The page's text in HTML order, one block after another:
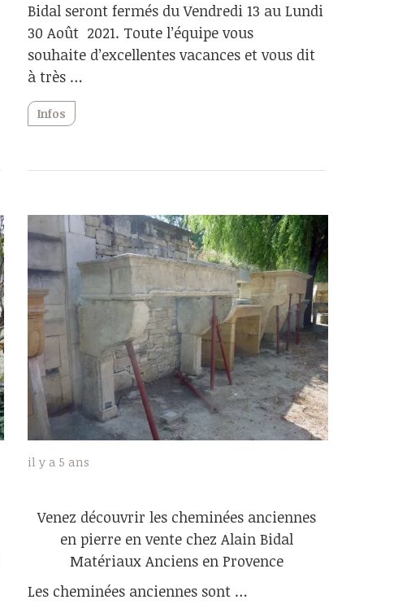
Bidal seront fermés du Vendredi 13 au Lundi
30 Août 2021. Toute l’équipe vous
souhaite d’excellentes vacances et vous dit
à très …
Infos
il y a 5 ans
Venez découvrir les cheminées anciennes
en pierre en vente chez Alain Bidal
Matériaux Anciens en Provence
Les cheminées anciennes sont …